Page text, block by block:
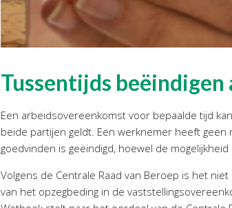
Tussentijds
Een arbeidsovereenkomst voor bepaalde tijd
beide partijen geldt. Een werknemer heeft
goedvinden is geëindigd, hoewel de
Volgens de Centrale Raad van Beroep is het
van het opzegbeding in de